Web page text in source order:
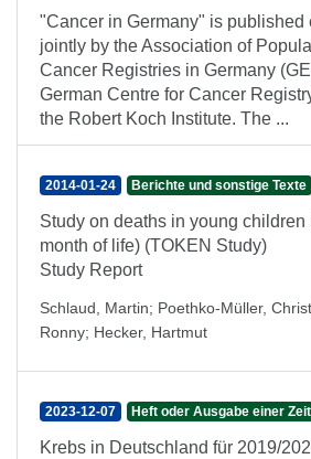
"Cancer in Germany" is published
jointly by the Association of
Cancer Registries in Germany
German Centre for Cancer
the Robert Koch Institute. The ...
2014-01-24 Berichte und sonstige Texte
Study on deaths in young children
month of life) (TOKEN Study)
Study Report
Schlaud, Martin; Poethko-Müller,
Ronny; Hecker, Hartmut
2023-12-07 Heft oder Ausgabe einer
Krebs in Deutschland für 2019/